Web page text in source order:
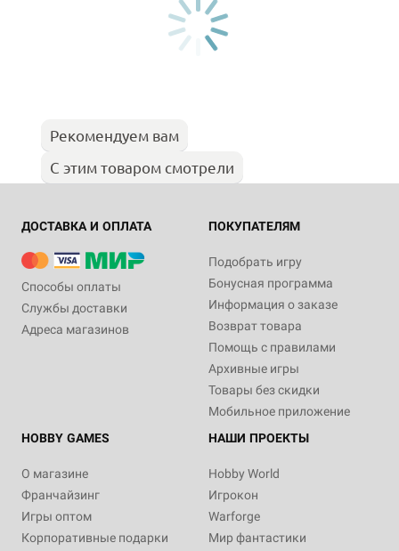
Рекомендуем вам
С этим товаром смотрели
ДОСТАВКА И ОПЛАТА
Способы оплаты
Службы доставки
Адреса магазинов
ПОКУПАТЕЛЯМ
Подобрать игру
Бонусная программа
Информация о заказе
Возврат товара
Помощь с правилами
Архивные игры
Товары без скидки
Мобильное приложение
HOBBY GAMES
О магазине
Франчайзинг
Игры оптом
Корпоративные подарки
НАШИ ПРОЕКТЫ
Hobby World
Игрокон
Warforge
Мир фантастики